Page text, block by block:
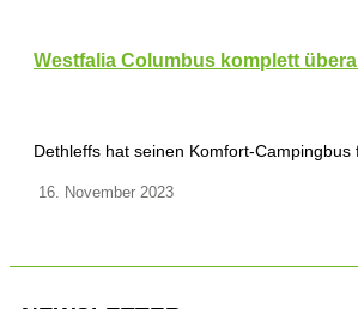
Westfalia Columbus komplett
Dethleffs hat seinen Komfort-Campingbus
16. November 2023